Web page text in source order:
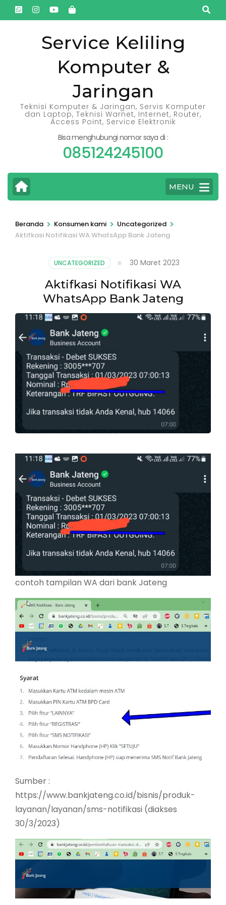
Lompat
ke
Service Keliling
Komputer &
Jaringan
Teknisi Komputer & Jaringan, Servis Komputer
dan Laptop, Teknisi Warnet, Internet, Router,
Access Point, Service Elektronik
Bisa menghubungi nomor saya di :
085124245100
MENU
Beranda > Konsumen kami > Uncategorized >
Aktifkasi Notifikasi WA WhatsApp Bank Jateng
UNCATEGORIZED 30 Maret 2023
Aktifkasi Notifikasi WA
WhatsApp Bank Jateng
contoh tampilan WA dari bank Jateng
Sumber :
https://www.bankjateng.co.id/bisnis/produk-
layanan/layanan/sms-notifikasi (diakses
30/3/2023)